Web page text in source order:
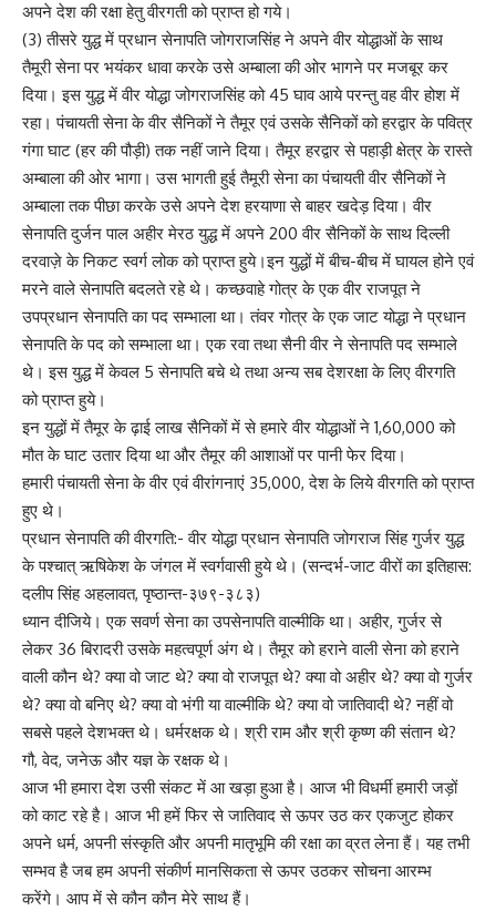
अपने देश की रक्षा हेतु वीरगती को प्राप्त हो गये।
(3) तीसरे युद्ध में प्रधान सेनापति जोगराजसिंह ने अपने वीर योद्धाओं के साथ
तैमूरी सेना पर भयंकर धावा करके उसे अम्बाला की ओर भागने पर मजबूर कर
दिया। इस युद्ध में वीर योद्धा जोगराजसिंह को 45 घाव आये परन्तु वह वीर होश में
रहा। पंचायती सेना के वीर सैनिकों ने तैमूर एवं उसके सैनिकों को हरद्वार के पवित्र
गंगा घाट (हर की पौड़ी) तक नहीं जाने दिया। तैमूर हरद्वार से पहाड़ी क्षेत्र के रास्ते
अम्बाला की ओर भागा। उस भागती हुई तैमूरी सेना का पंचायती वीर सैनिकों ने
अम्बाला तक पीछा करके उसे अपने देश हरयाणा से बाहर खदेड़ दिया। वीर
सेनापति दुर्जन पाल अहीर मेरठ युद्ध में अपने 200 वीर सैनिकों के साथ दिल्ली
दरवाज़े के निकट स्वर्ग लोक को प्राप्त हुये।इन युद्धों में बीच-बीच में घायल होने एवं
मरने वाले सेनापति बदलते रहे थे। कच्छवाहे गोत्र के एक वीर राजपूत ने
उपप्रधान सेनापति का पद सम्भाला था। तंवर गोत्र के एक जाट योद्धा ने प्रधान
सेनापति के पद को सम्भाला था। एक रवा तथा सैनी वीर ने सेनापति पद सम्भाले
थे। इस युद्ध में केवल 5 सेनापति बचे थे तथा अन्य सब देशरक्षा के लिए वीरगति
को प्राप्त हुये।
इन युद्धों में तैमूर के ढ़ाई लाख सैनिकों में से हमारे वीर योद्धाओं ने 1,60,000 को
मौत के घाट उतार दिया था और तैमूर की आशाओं पर पानी फेर दिया।
हमारी पंचायती सेना के वीर एवं वीरांगनाएं 35,000, देश के लिये वीरगति को प्राप्त
हुए थे।
प्रधान सेनापति की वीरगति:- वीर योद्धा प्रधान सेनापति जोगराज सिंह गुर्जर युद्ध
के पश्चात् ऋषिकेश के जंगल में स्वर्गवासी हुये थे। (सन्दर्भ-जाट वीरों का इतिहास:
दलीप सिंह अहलावत, पृष्ठान्त-३७९-३८३)
ध्यान दीजिये। एक सवर्ण सेना का उपसेनापति वाल्मीकि था। अहीर, गुर्जर से
लेकर 36 बिरादरी उसके महत्वपूर्ण अंग थे। तैमूर को हराने वाली सेना को हराने
वाली कौन थे? क्या वो जाट थे? क्या वो राजपूत थे? क्या वो अहीर थे? क्या वो गुर्जर
थे? क्या वो बनिए थे? क्या वो भंगी या वाल्मीकि थे? क्या वो जातिवादी थे? नहीं वो
सबसे पहले देशभक्त थे। धर्मरक्षक थे। श्री राम और श्री कृष्ण की संतान थे?
गौ, वेद, जनेऊ और यज्ञ के रक्षक थे।
आज भी हमारा देश उसी संकट में आ खड़ा हुआ है। आज भी विधर्मी हमारी जड़ों
को काट रहे है। आज भी हमें फिर से जातिवाद से ऊपर उठ कर एकजुट होकर
अपने धर्म, अपनी संस्कृति और अपनी मातृभूमि की रक्षा का व्रत लेना हैं। यह तभी
सम्भव है जब हम अपनी संकीर्ण मानसिकता से ऊपर उठकर सोचना आरम्भ
करेंगे। आप में से कौन कौन मेरे साथ हैं।